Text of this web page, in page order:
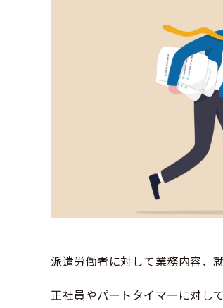
派遣労働者に対して業務内容、
正社員やパートタイマーに対し